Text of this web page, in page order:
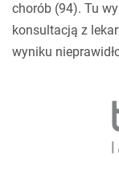
chorób (94). Tu
konsultacją z
wyniku